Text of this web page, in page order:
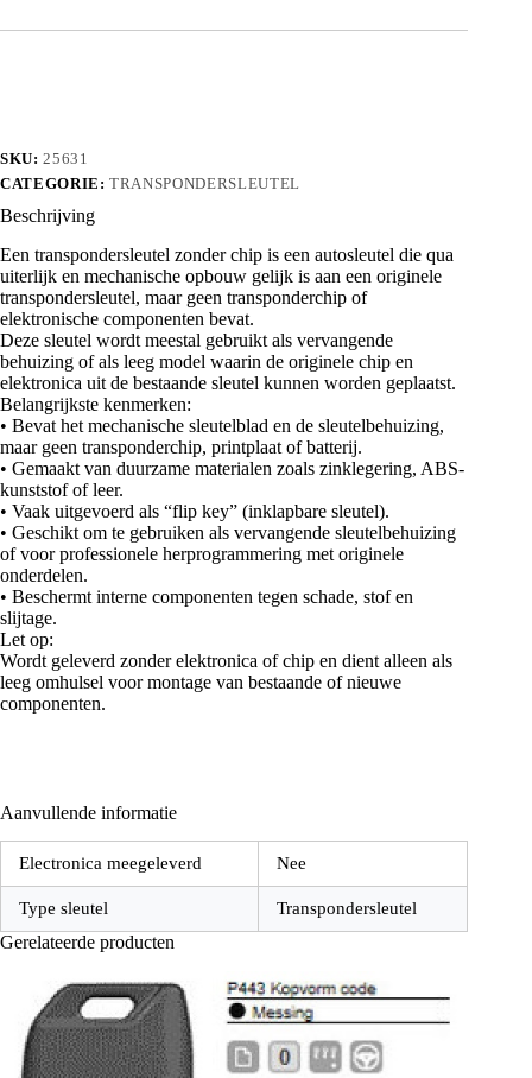
DCA-
SKU:25631
CATEGORIE:TRANSPONDERSLEUTEL
Beschrijving
Een transpondersleutel zonder chip is een autosleutel die qua
uiterlijk en mechanische opbouw gelijk is aan een originele
transpondersleutel, maar geen transponderchip of
elektronische componenten bevat.
Deze sleutel wordt meestal gebruikt als vervangende
behuizing of als leeg model waarin de originele chip en
elektronica uit de bestaande sleutel kunnen worden geplaatst.
Belangrijkste kenmerken:
• Bevat het mechanische sleutelblad en de sleutelbehuizing,
maar geen transponderchip, printplaat of batterij.
• Gemaakt van duurzame materialen zoals zinklegering, ABS-
kunststof of leer.
• Vaak uitgevoerd als “flip key” (inklapbare sleutel).
• Geschikt om te gebruiken als vervangende sleutelbehuizing
of voor professionele herprogrammering met originele
onderdelen.
• Beschermt interne componenten tegen schade, stof en
slijtage.
Let op:
Wordt geleverd zonder elektronica of chip en dient alleen als
leeg omhulsel voor montage van bestaande of nieuwe
componenten.
Aanvullende informatie
Electronica meegeleverd Nee
Type sleutel Transpondersleutel
Gerelateerde producten